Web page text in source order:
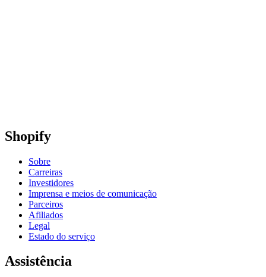
Shopify
Sobre
Carreiras
Investidores
Imprensa e meios de comunicação
Parceiros
Afiliados
Legal
Estado do serviço
Assistência